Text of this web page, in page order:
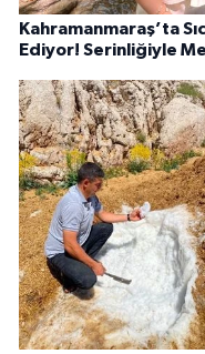
Kahramanmaraş’ta
Ediyor! Serinliğiyle